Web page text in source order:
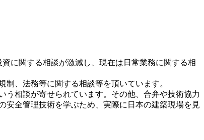
に関する相談が激減し、現在は日常業務に関する相
、法務等に関する相談等を頂いています。
う相談が寄せられています。その他、合弁や技術協力
安全管理技術を学ぶため、実際に日本の建築現場を見